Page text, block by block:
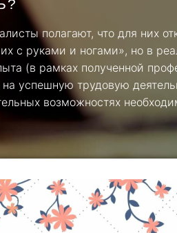
полагают, что для них
с руками и ногами», но в
(в рамках полученной
успешную трудовую
возможностях